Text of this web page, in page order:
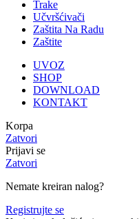
Trake
Učvršćivači
Zaštita Na Radu
Zaštite
UVOZ
SHOP
DOWNLOAD
KONTAKT
Korpa
Zatvori
Prijavi se
Zatvori
Nemate kreiran nalog?
Registrujte se